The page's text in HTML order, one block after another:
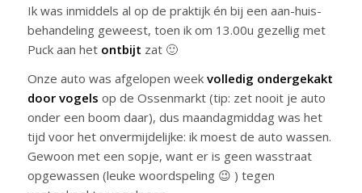
Ik was inmiddels al op de praktijk én bij een aan-huis-
behandeling geweest, toen ik om 13.00u gezellig met
Puck aan het ontbijt zat 🙂
Onze auto was afgelopen week volledig ondergekakt
door vogels op de Ossenmarkt (tip: zet nooit je auto
onder een boom daar), dus maandagmiddag was het
tijd voor het onvermijdelijke: ik moest de auto wassen.
Gewoon met een sopje, want er is geen wasstraat
opgewassen (leuke woordspeling 😉 ) tegen